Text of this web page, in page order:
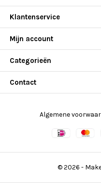
Klantenservice
Mijn account
Categorieën
Contact
© 2026 -
Algemene